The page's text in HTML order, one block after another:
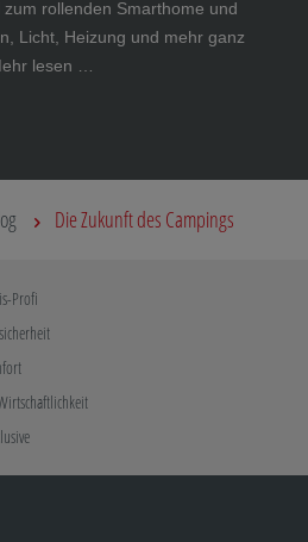
rollenden Smarthome und
Licht, Heizung und mehr ganz
lesen …
Die Zukunft des Campings
Profi